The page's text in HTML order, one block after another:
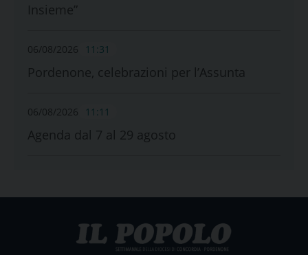
Insieme”
06/08/2026 11:31
Pordenone, celebrazioni per l’Assunta
06/08/2026 11:11
Agenda dal 7 al 29 agosto